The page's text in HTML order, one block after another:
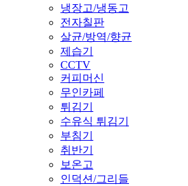
냉장고/냉동고
전자칠판
살균/방역/향균
제습기
CCTV
커피머신
무인카페
튀김기
수유식 튀김기
부침기
취반기
보온고
인덕션/그리들